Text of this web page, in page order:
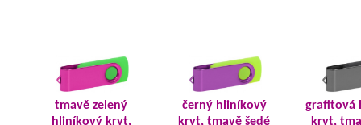
tmavě zelený
hliníkový kryt,
černý hliníkový
kryt, tmavě šedé
grafitová
kryt,